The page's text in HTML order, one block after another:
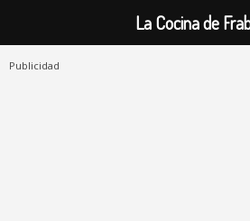
Publicidad
La Cocina de